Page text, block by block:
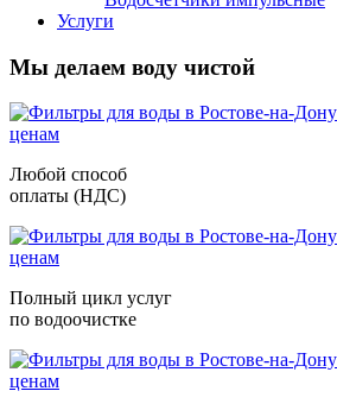
Услуги
Мы делаем воду чистой
Любой способ
оплаты (НДС)
Полный цикл услуг
по водоочистке